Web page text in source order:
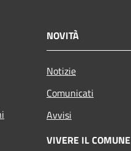
NOVITÀ
Notizie
Comunicati
Avvisi
VIVERE IL COMUNE